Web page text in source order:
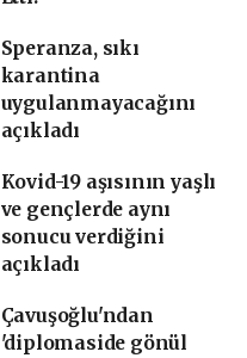
Speranza, sıkı
karantina
uygulanmayacağını
açıkladı
Kovid-19 aşısının yaşlı
ve gençlerde aynı
sonucu verdiğini
açıkladı
Çavuşoğlu'ndan
'diplomaside gönül